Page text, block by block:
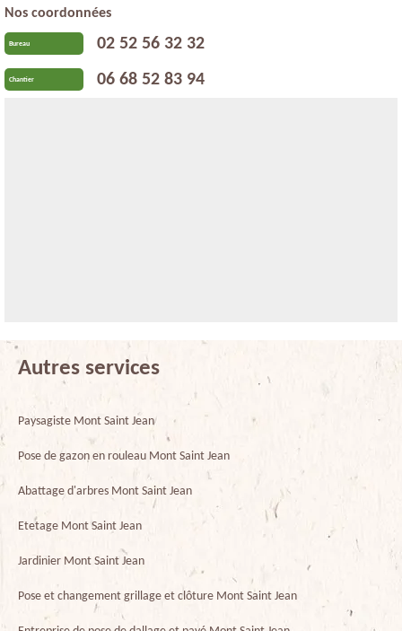
Nos coordonnées
Bureau 02 52 56 32 32
Chantier 06 68 52 83 94
Autres services
Paysagiste Mont Saint Jean
Pose de gazon en rouleau Mont Saint Jean
Abattage d'arbres Mont Saint Jean
Etetage Mont Saint Jean
Jardinier Mont Saint Jean
Pose et changement grillage et clôture Mont Saint Jean